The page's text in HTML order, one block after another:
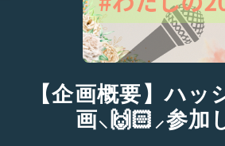
【企画概要】ハッ
画⸜🙌🏻⸝‍参加